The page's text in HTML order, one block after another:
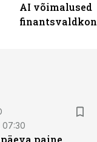
AI võimalused
07:30
paine